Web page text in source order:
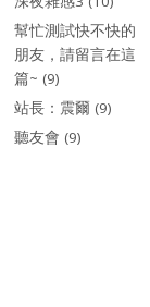
幫忙測試快不快的
朋友，請留言在這
篇~ (9)
站長：震爾 (9)
聽友會 (9)